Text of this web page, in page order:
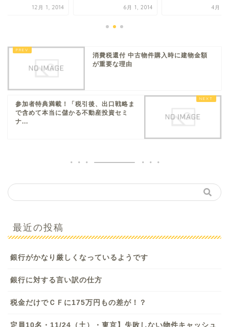
12月 1, 2014 6月 1, 2014 4月 4,
消費税還付 中古物件購入時に建物金額
が重要な理由
参加者特典満載！「税引後、出口戦略ま
で含めて本当に儲かる不動産投資セミ
ナ...
最近の投稿
銀行がかなり厳しくなっているようです
銀行に対する言い訳の仕方
税金だけでＣＦに175万円もの差が！？
定員10名・11/24（土）・東京】失敗しない物件キャッシュ